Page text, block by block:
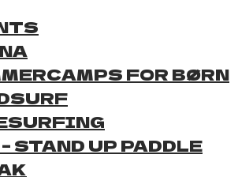
FOR BØRN
STAND UP PADDLE